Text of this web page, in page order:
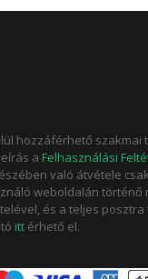
hozzáférhető szakmai
a Felhasználási
való átvétele
weboldalán
és a teljes
itt érhető el.